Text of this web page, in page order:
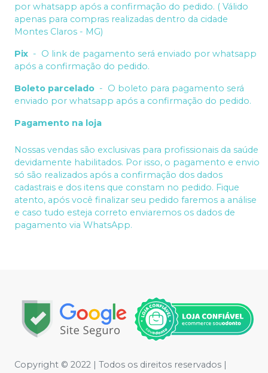
por whatsapp após a confirmação do pedido. ( Válido
apenas para compras realizadas dentro da cidade
Montes Claros - MG)
Pix - O link de pagamento será enviado por whatsapp
após a confirmação do pedido.
Boleto parcelado - O boleto para pagamento será
enviado por whatsapp após a confirmação do pedido.
Pagamento na loja
Nossas vendas são exclusivas para profissionais da saúde
devidamente habilitados. Por isso, o pagamento e envio
só são realizados após a confirmação dos dados
cadastrais e dos itens que constam no pedido. Fique
atento, após você finalizar seu pedido faremos a análise
e caso tudo esteja correto enviaremos os dados de
pagamento via WhatsApp.
Copyright © 2022 | Todos os direitos reservados |